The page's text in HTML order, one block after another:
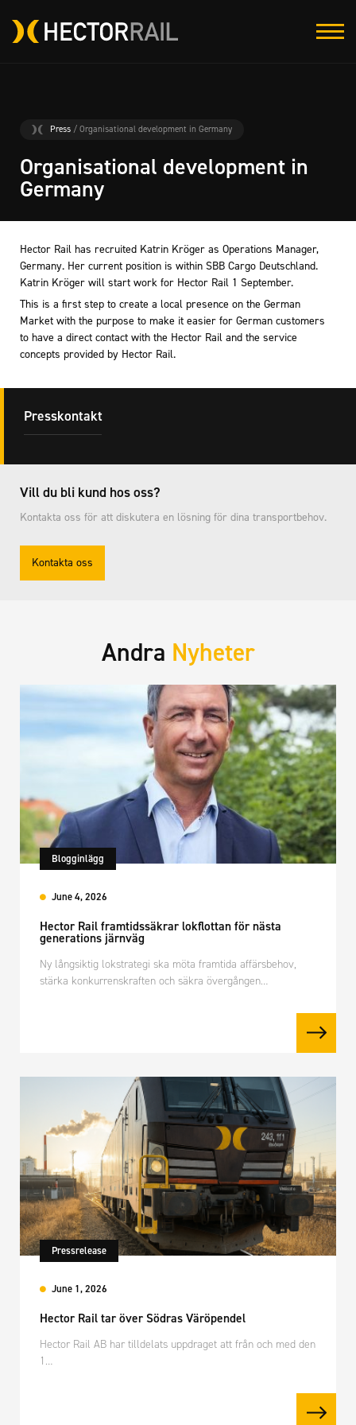
Press/ Organisational development in Germany
Organisational development in
Germany
Hector Rail has recruited Katrin Kröger as Operations Manager,
Germany. Her current position is within SBB Cargo Deutschland.
Katrin Kröger will start work for Hector Rail 1 September.
This is a first step to create a local presence on the German
Market with the purpose to make it easier for German customers
to have a direct contact with the Hector Rail and the service
concepts provided by Hector Rail.
Presskontakt
Vill du bli kund hos oss?
Kontakta oss för att diskutera en lösning för dina transportbehov.
Kontakta oss
Andra Nyheter
Blogginlägg
June 4, 2026
Hector Rail framtidssäkrar lokflottan för nästa
generations järnväg
Ny långsiktig lokstrategi ska möta framtida affärsbehov,
stärka konkurrenskraften och säkra övergången…
Pressrelease
June 1, 2026
Hector Rail tar över Södras Väröpendel
Hector Rail AB har tilldelats uppdraget att från och med den
1…